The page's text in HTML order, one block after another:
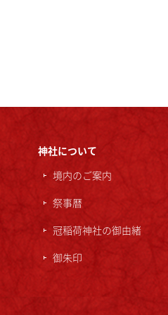
神社について
境内のご案内
祭事暦
冠稲荷神社の御由緒
御朱印